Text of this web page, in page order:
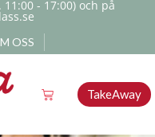
- 17:00) och på
OSS
TakeAway